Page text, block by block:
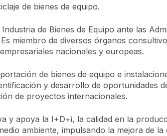
de bienes de equipo.
de Bienes de Equipo ante las
miembro de diversos órganos
nacionales y europeas.
de bienes de equipo e
y desarrollo de oportunidades
de proyectos internacionales.
y apoya la I+D+i, la calidad en la
ambiente, impulsando la mejora de